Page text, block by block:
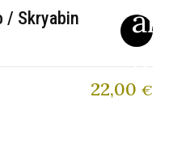
/ Skryabin
22,00 €